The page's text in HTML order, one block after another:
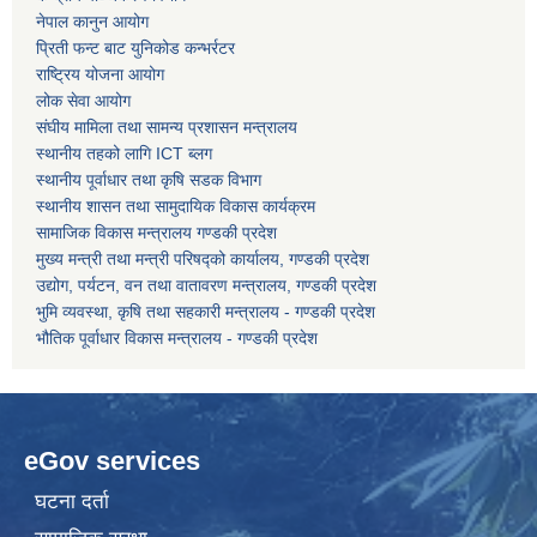
नेपाल कानुन आयोग
प्रिती फन्ट बाट युनिकोड कन्भर्रटर
राष्ट्रिय योजना आयोग
लोक सेवा आयोग
संघीय मामिला तथा सामन्य प्रशासन मन्त्रालय
स्थानीय तहको लागि ICT ब्लग
स्थानीय पूर्वाधार तथा कृषि सडक विभाग
स्थानीय शासन तथा सामुदायिक विकास कार्यक्रम
सामाजिक विकास मन्त्रालय गण्डकी प्रदेश
मुख्य मन्त्री तथा मन्त्री परिषद्को कार्यालय, गण्डकी प्रदेश
उद्योग, पर्यटन, वन तथा वातावरण मन्त्रालय, गण्डकी प्रदेश
भुमि व्यवस्था, कृषि तथा सहकारी मन्त्रालय - गण्डकी प्रदेश
भौतिक पूर्वाधार विकास मन्त्रालय - गण्डकी प्रदेश
eGov services
घटना दर्ता